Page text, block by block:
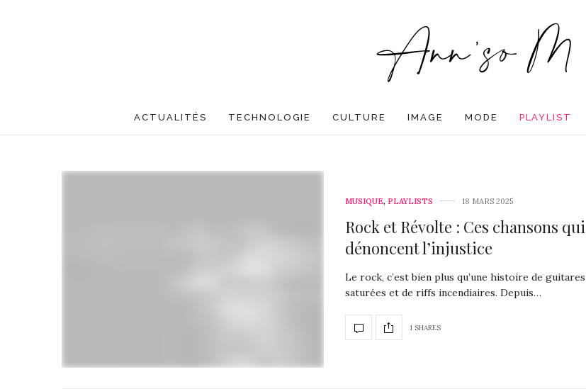
ACTUALITÉS TECHNOLOGIE CULTURE IMAGE MODE PLAYLIST
MUSIQUE, PLAYLISTS 18 MARS 2025
Rock et Révolte : Ces chansons qui
dénoncent l’injustice
Le rock, c’est bien plus qu’une histoire de guitares
saturées et de riffs incendiaires. Depuis…
1 SHARES